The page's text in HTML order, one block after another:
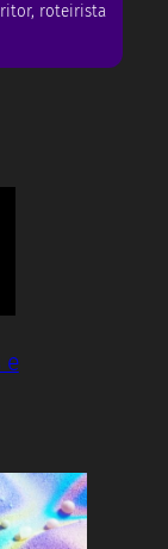
roteirista
e